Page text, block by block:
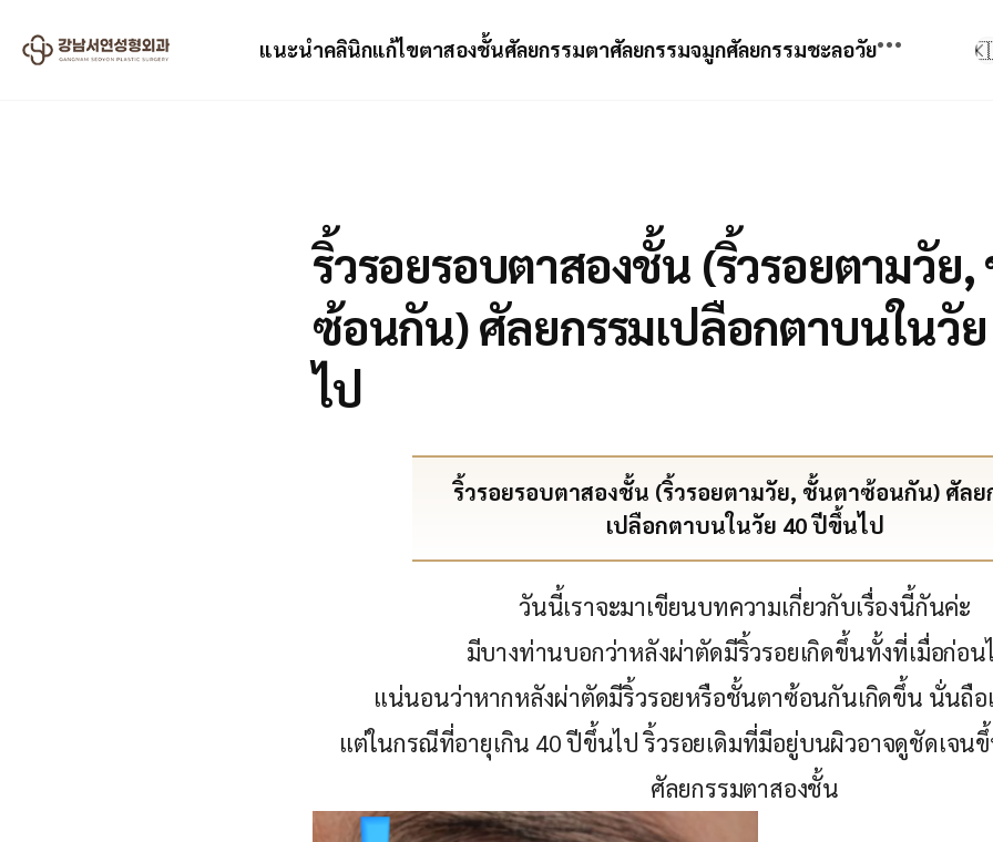
แนะนำคลินิกแก้ไขตาสองชั้นศัลยกรรมตาศัลยกรรมจมูกศัลยกรรมชะลอวัย•••
XERF
ชูริงค์
โมเสก 3D
รูปก่อน-หลัง
วิดีโอก่อน-หลัง
ภาพเคลื่อนไหวก่อน-หลัง
ริ้วรอยรอบตาสองชั้น (ริ้วรอยตามวัย
ซ้อนกัน) ศัลยกรรมเปลือกตาบนในวั
ไป
ริ้วรอยรอบตาสองชั้น (ริ้วรอยตามวัย, ชั้นตาซ้อนกัน) ศัลย
เปลือกตาบนในวัย 40 ปีขึ้นไป
วันนี้เราจะมาเขียนบทความเกี่ยวกับเรื่องนี้กันค่ะ
มีบางท่านบอกว่าหลังผ่าตัดมีริ้วรอยเกิดขึ้นทั้งที่เมื่อก่อน
แน่นอนว่าหากหลังผ่าตัดมีริ้วรอยหรือชั้นตาซ้อนกันเกิดขึ้น นั่นถื
แต่ในกรณีที่อายุเกิน 40 ปีขึ้นไป ริ้วรอยเดิมที่มีอยู่บนผิวอาจดูชัดเจน
ศัลยกรรมตาสองชั้น